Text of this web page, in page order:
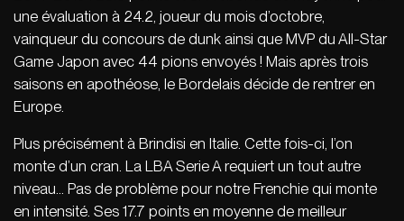
une évaluation à 24.2, joueur du mois d’octobre,
vainqueur du concours de dunk ainsi que MVP du All-Star
Game Japon avec 44 pions envoyés ! Mais après trois
saisons en apothéose, le Bordelais décide de rentrer en
Europe.
Plus précisément à Brindisi en Italie. Cette fois-ci, l’on
monte d’un cran. La LBA Serie A requiert un tout autre
niveau… Pas de problème pour notre Frenchie qui monte
en intensité. Ses 17.7 points en moyenne de meilleur